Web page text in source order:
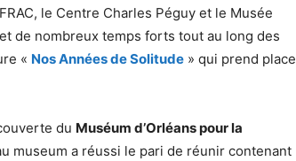
le Centre Charles Péguy et le Musée
de nombreux temps forts tout au long des
« Nos Années de Solitude » qui prend place
du Muséum d’Orléans pour la
museum a réussi le pari de réunir contenant